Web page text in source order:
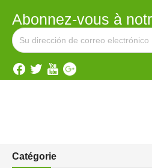
Abonnez-vous à
Catégorie